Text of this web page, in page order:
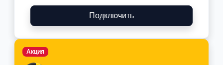
Подключить
Акция